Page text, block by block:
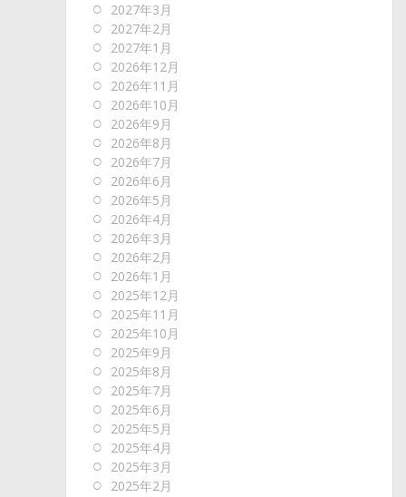
2027年3月
2027年2月
2027年1月
2026年12月
2026年11月
2026年10月
2026年9月
2026年8月
2026年7月
2026年6月
2026年5月
2026年4月
2026年3月
2026年2月
2026年1月
2025年12月
2025年11月
2025年10月
2025年9月
2025年8月
2025年7月
2025年6月
2025年5月
2025年4月
2025年3月
2025年2月